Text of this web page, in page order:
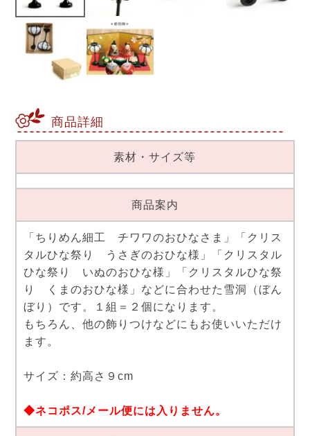
商品詳細
素材・サイズ等
商品案内
「ちりめん細工 チワワのおひなさま」「クリス
タルひな祭り うさぎのおひな様」「クリスタル
ひな祭り いぬのおひな様」「クリスタルひな祭
り くまのおひな様」などに合わせた雪洞（ぼん
ぼり）です。１組＝２個になります。
もちろん、他の飾りつけなどにもお使いいただけ
ます。
サイズ：約高さ９cm
◆ネコポス/メール便には入りません。